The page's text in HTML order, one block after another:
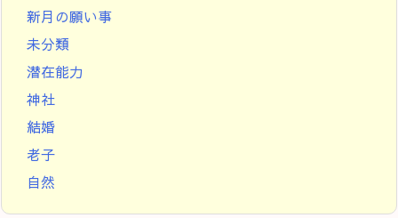
新月の願い事
未分類
潜在能力
神社
結婚
老子
自然